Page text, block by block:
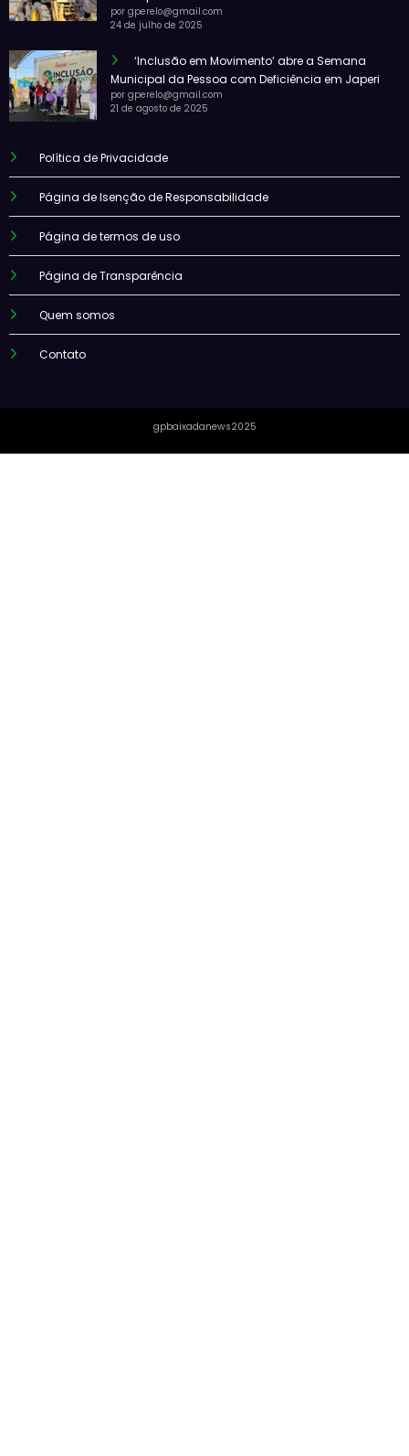
por gperelo@gmail.com
24 de julho de 2025
‘Inclusão em Movimento’ abre a Semana
Municipal da Pessoa com Deficiência em Japeri
por gperelo@gmail.com
21 de agosto de 2025
Política de Privacidade
Página de Isenção de Responsabilidade
Página de termos de uso
Página de Transparência
Quem somos
Contato
gpbaixadanews2025